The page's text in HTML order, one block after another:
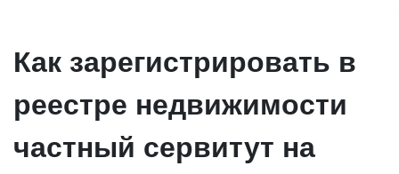
Как зарегистрировать в
реестре недвижимости
частный сервитут на